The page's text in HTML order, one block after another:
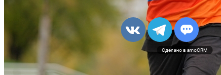
Сделано в amoCRM